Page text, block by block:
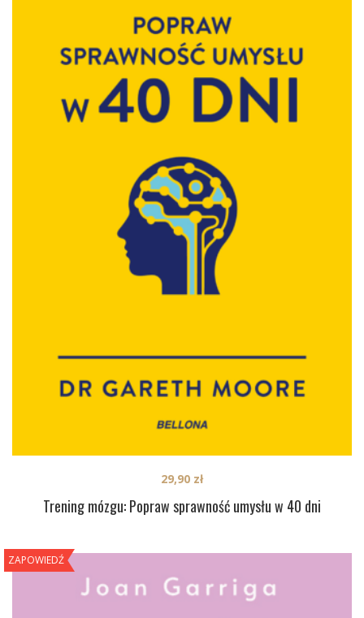
Trening mózgu: Popraw sprawność umysłu w 40 dni
29,90 zł
ZAPOWIEDŹ